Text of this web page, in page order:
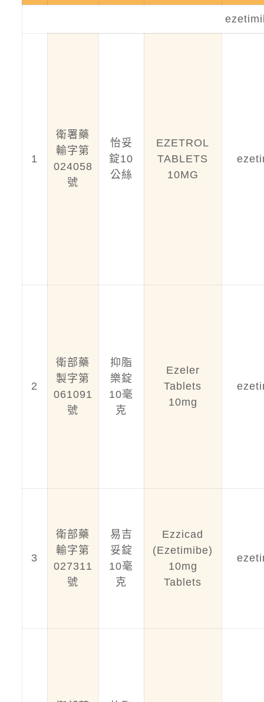
1
衛署藥
輸字第
024058
號
怡妥
錠10
公絲
EZETROL
TABLETS
10MG
2
衛部藥
製字第
061091
號
抑脂
樂錠
10毫
克
Ezeler
Tablets
10mg
3
衛部藥
輸字第
027311
號
易吉
妥錠
10毫
克
Ezzicad
(Ezetimibe)
10mg
Tablets